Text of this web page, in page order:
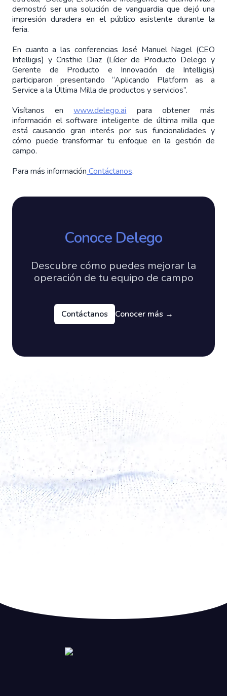
demostró ser una solución de vanguardia que dejó una
impresión duradera en el público asistente durante la
feria.
En cuanto a las conferencias José Manuel Nagel (CEO
Intelligis) y Cristhie Diaz (Líder de Producto Delego y
Gerente de Producto e Innovación de Intelligis)
participaron presentando “Aplicando Platform as a
Service a la Última Milla de productos y servicios”.
Visítanos enwww.delego.ai para obtener más
información el software inteligente de última milla que
está causando gran interés por sus funcionalidades y
cómo puede transformar tu enfoque en la gestión de
campo.
Para más información Contáctanos.
Conoce Delego
Descubre cómo puedes mejorar la
operación de tu equipo de campo
Contáctanos Conocer más →